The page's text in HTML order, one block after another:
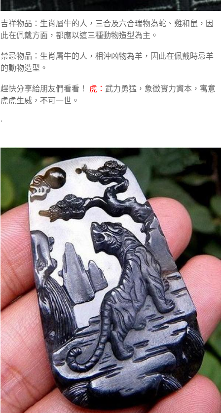
吉祥物品：生肖屬牛的人，三合及六合瑞物為蛇、雞和鼠，因
此在佩戴方面，都應以這三種動物造型為主。
禁忌物品：生肖屬牛的人，相沖凶物為羊，因此在佩戴時忌羊
的動物造型。
趕快分享給朋友們看看！ 虎： 武力勇猛，象徵實力資本，寓意
虎虎生威，不可一世。
.